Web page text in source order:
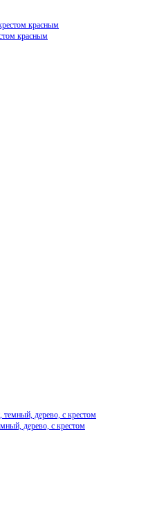
красным
дерево, с крестом